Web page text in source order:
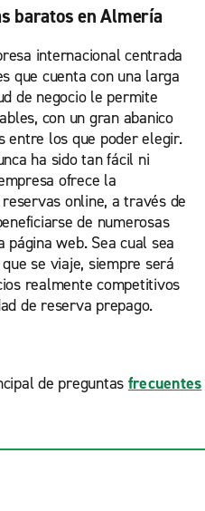
baratos en Almería
internacional centrada
que cuenta con una larga
de negocio le permite
con un gran abanico
entre los que poder elegir.
ha sido tan fácil ni
ofrece la
online, a través de
de numerosas
web. Sea cual sea
se viaje, siempre será
realmente competitivos
de reserva prepago.
de preguntas frecuentes